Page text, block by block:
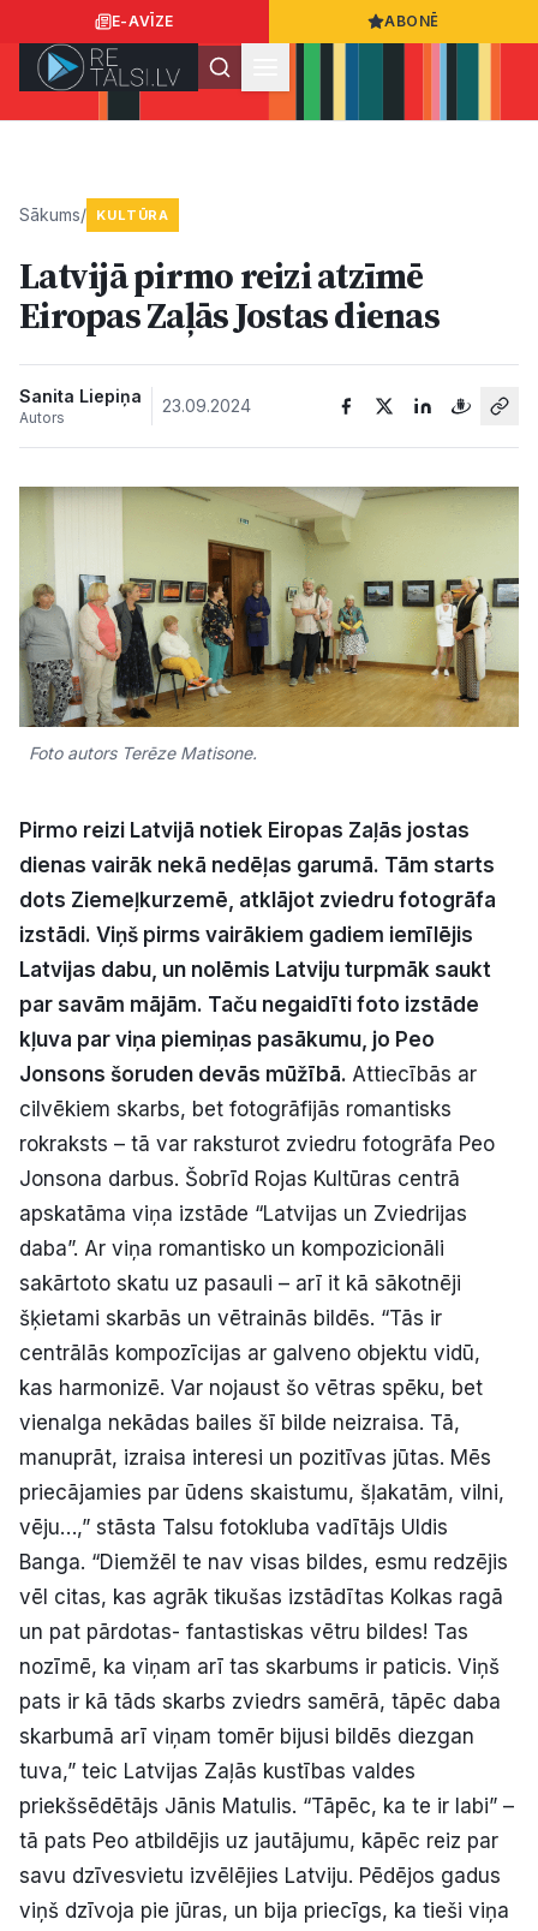
E-AVĪZE ABONĒ
Ziņas
Sports
Kultūra
Bizness
Video
Sludinājumi
Pasākumi
Reklāma
Politiskā reklāma
Par mums
Kontakti
Ziņo redakcijai
Facebook Instagram YouTube
E-avīze Abonē
Sākums/ KULTŪRA
Latvijā pirmo reizi atzīmē
Eiropas Zaļās Jostas dienas
Sanita Liepiņa
Autors
23.09.2024
Foto autors Terēze Matisone.
Pirmo reizi Latvijā notiek Eiropas Zaļās jostas
dienas vairāk nekā nedēļas garumā. Tām starts
dots Ziemeļkurzemē, atklājot zviedru fotogrāfa
izstādi. Viņš pirms vairākiem gadiem iemīlējis
Latvijas dabu, un nolēmis Latviju turpmāk saukt
par savām mājām. Taču negaidīti foto izstāde
kļuva par viņa piemiņas pasākumu, jo Peo
Jonsons šoruden devās mūžībā. Attiecībās ar
cilvēkiem skarbs, bet fotogrāfijās romantisks
rokraksts – tā var raksturot zviedru fotogrāfa Peo
Jonsona darbus. Šobrīd Rojas Kultūras centrā
apskatāma viņa izstāde “Latvijas un Zviedrijas
daba”. Ar viņa romantisko un kompozicionāli
sakārtoto skatu uz pasauli – arī it kā sākotnēji
šķietami skarbās un vētrainās bildēs. “Tās ir
centrālās kompozīcijas ar galveno objektu vidū,
kas harmonizē. Var nojaust šo vētras spēku, bet
vienalga nekādas bailes šī bilde neizraisa. Tā,
manuprāt, izraisa interesi un pozitīvas jūtas. Mēs
priecājamies par ūdens skaistumu, šļakatām, vilni,
vēju…,” stāsta Talsu fotokluba vadītājs Uldis
Banga. “Diemžēl te nav visas bildes, esmu redzējis
vēl citas, kas agrāk tikušas izstādītas Kolkas ragā
un pat pārdotas- fantastiskas vētru bildes! Tas
nozīmē, ka viņam arī tas skarbums ir paticis. Viņš
pats ir kā tāds skarbs zviedrs samērā, tāpēc daba
skarbumā arī viņam tomēr bijusi bildēs diezgan
tuva,” teic Latvijas Zaļās kustības valdes
priekšsēdētājs Jānis Matulis. “Tāpēc, ka te ir labi” –
tā pats Peo atbildējis uz jautājumu, kāpēc reiz par
savu dzīvesvietu izvēlējies Latviju. Pēdējos gadus
viņš dzīvoja pie jūras, un bija priecīgs, ka tieši viņa